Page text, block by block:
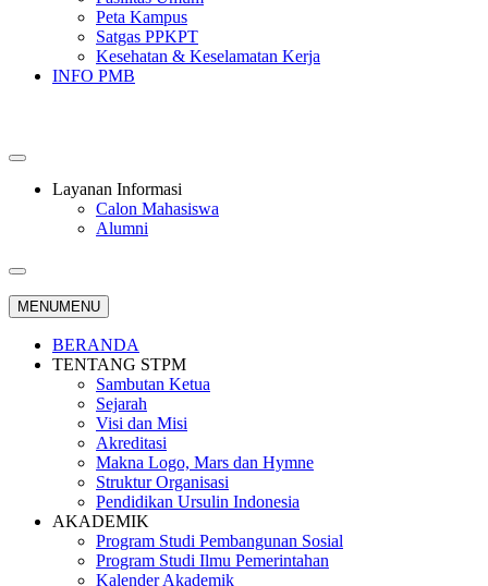
Peta Kampus
Satgas PPKPT
Kesehatan & Keselamatan Kerja
INFO PMB
Layanan Informasi
Calon Mahasiswa
Alumni
MENUMENU
BERANDA
TENTANG STPM
Sambutan Ketua
Sejarah
Visi dan Misi
Akreditasi
Makna Logo, Mars dan Hymne
Struktur Organisasi
Pendidikan Ursulin Indonesia
AKADEMIK
Program Studi Pembangunan Sosial
Program Studi Ilmu Pemerintahan
Kalender Akademik